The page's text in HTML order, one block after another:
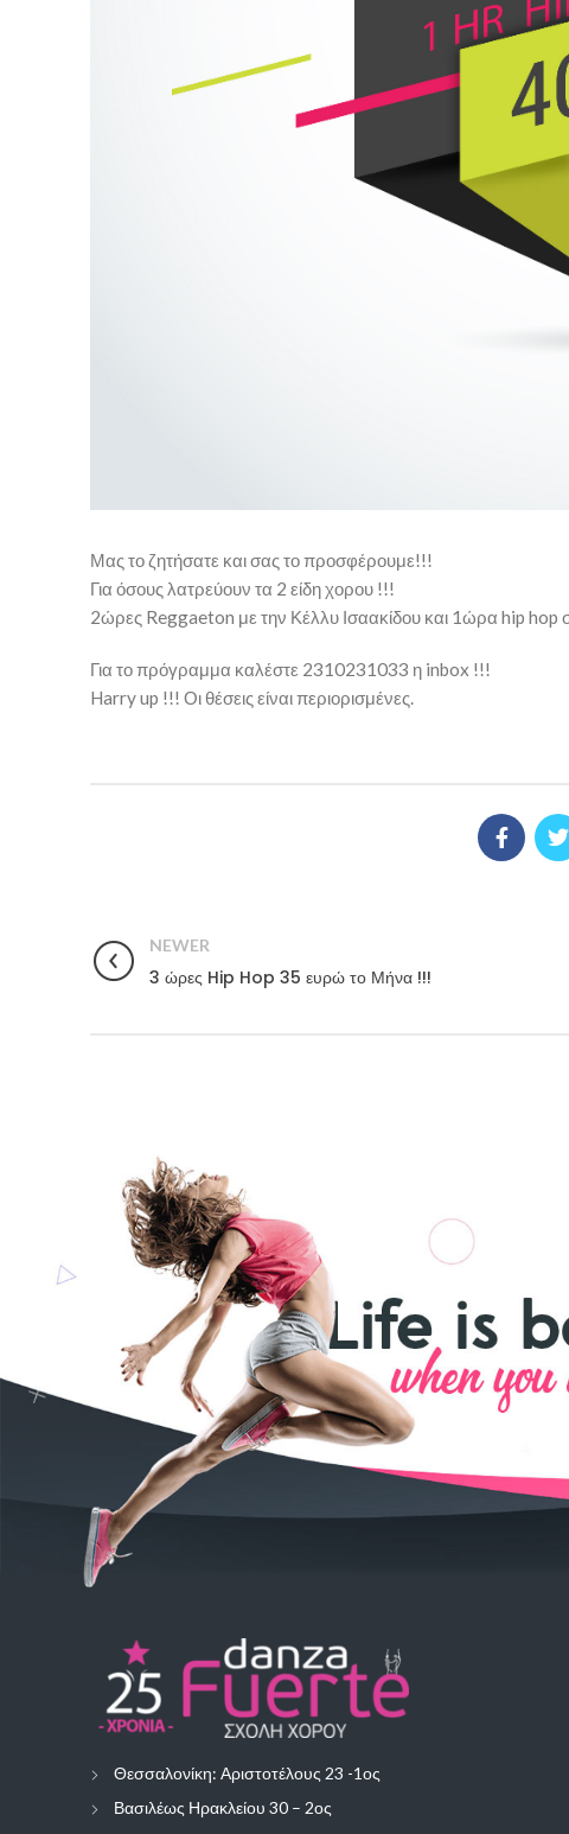
Μας το ζητήσατε και σας το προσφέρουμε!!!
Για όσους λατρεύουν τα 2 είδη χορου !!!
2ώρες Reggaeton με την Κέλλυ Ισαακίδου και 1ώρα hip hop
Για το πρόγραμμα καλέστε 2310231033 η inbox !!!
Harry up !!! Οι θέσεις είναι περιορισμένες.
NEWER
3 ώρες Hip Hop 35 ευρώ το Μήνα !!!
Θεσσαλονίκη: Αριστοτέλους 23 -1ος
Βασιλέως Ηρακλείου 30 – 2ος